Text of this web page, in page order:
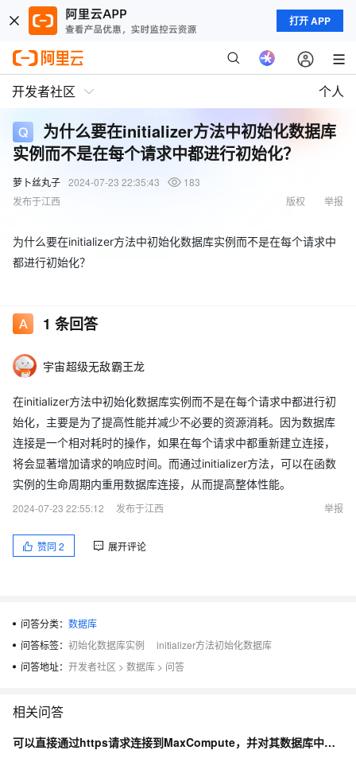
打开 APP
开发者社区 个人
为什么要在initializer方法中初始化数据库
实例而不是在每个请求中都进行初始化？
萝卜丝丸子 2024-07-23 22:35:43
183
发布于江西
举报
版权
为什么要在initializer方法中初始化数据库实例而不是在每个请求中
都进行初始化？
1 条回答
宇宙超级无敌霸王龙
在initializer方法中初始化数据库实例而不是在每个请求中都进行初
始化，主要是为了提高性能并减少不必要的资源消耗。因为数据库
连接是一个相对耗时的操作，如果在每个请求中都重新建立连接，
将会显著增加请求的响应时间。而通过initializer方法，可以在函数
实例的生命周期内重用数据库连接，从而提高整体性能。
2024-07-23 22:55:12
发布于江西 举报
赞同 2 展开评论
问答分类： 数据库
问答标签： 初始化数据库实例
initializer方法初始化数据库
问答地址： 开发者社区 > 数据库 > 问答
相关问答
可以直接通过https请求连接到MaxCompute，并对其数据库中的表进行增删改查操作吗